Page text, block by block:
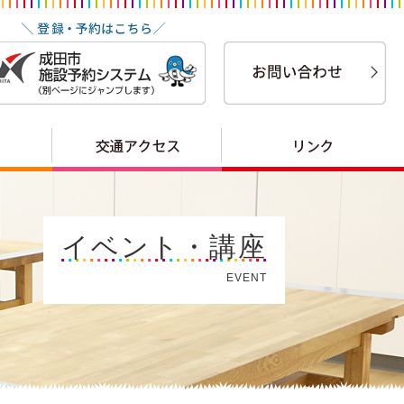
イベント・講座
EVENT